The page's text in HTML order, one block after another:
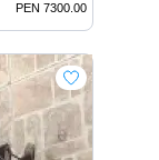
PEN 7300.00